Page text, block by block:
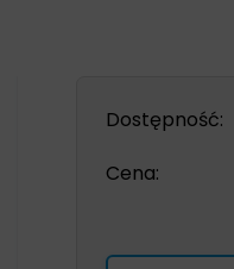
Dostępność:
Cena: